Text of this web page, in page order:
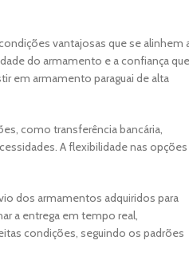
vantajosas que se alinhem
do armamento e a confiança que
em armamento paraguai de alta
como transferência bancária,
A flexibilidade nas opções
dos armamentos adquiridos para
a entrega em tempo real,
condições, seguindo os padrões